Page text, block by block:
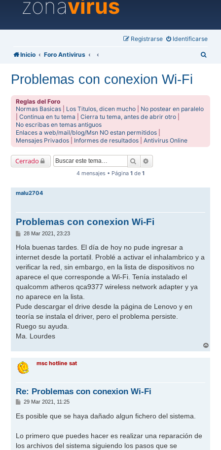
zonavirus
Identificarse
Registrarse
Inicio Foro Antivirus
Problemas con conexion Wi-Fi
Reglas del Foro
Normas Basicas
Los Titulos, dicen mucho
No postear en paralelo
|Continua en tu tema |Cierra tu tema, antes de abrir otro
No escribas en temas antiguos
Enlaces a web/mail/blog/Msn NO estan permitidos
Mensajes Privados
Informes de resultados |Antivirus Online
Cerrado Buscar
4 mensajes • Página 1 de 1
malu2704
Problemas con conexion Wi-Fi
M
n
a
j
e
28 Mar 2021, 23:23
Hola buenas tardes. El día de hoy no pude ingresar a
internet desde la portatil. Problé a activar el inhalambrico y a
verificar la red, sin embargo, en la lista de dispositivos no
aparece el que corresponde a Wi-Fi. Tenía instalado el
qualcomm atheros qca9377 wireless network adapter y ya
no aparece en la lista.
Pude descargar el drive desde la página de Lenovo y en
teoría se instala el driver, pero el problema persiste.
Ruego su ayuda.
Ma. Lourdes
r
msc hotline sat
Re: Problemas con conexion Wi-Fi
M
n
s
e
29 Mar 2021, 11:25
Es posible que se haya dañado algun fichero del sistema.
Lo primero que puedes hacer es realizar una reparación de
los archivos del sistema siguiendo los pasos que se